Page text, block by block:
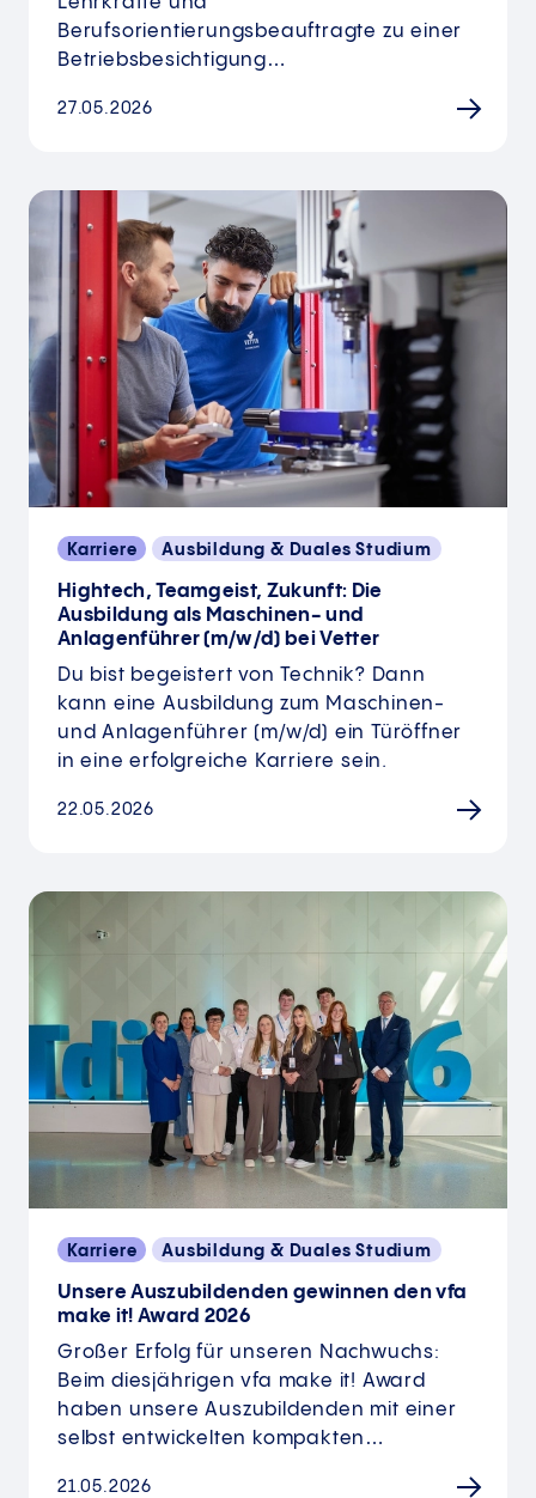
Berufsorientierungsbeauftragte zu einer
Betriebsbesichtigung…
27.05.2026
Karriere Ausbildung & Duales Studium
Hightech, Teamgeist, Zukunft: Die
Ausbildung als Maschinen- und
Anlagenführer (m/w/d) bei Vetter
Du bist begeistert von Technik? Dann
kann eine Ausbildung zum Maschinen-
und Anlagenführer (m/w/d) ein Türöffner
in eine erfolgreiche Karriere sein.
22.05.2026
Karriere Ausbildung & Duales Studium
Unsere Auszubildenden gewinnen den vfa
make it! Award 2026
Großer Erfolg für unseren Nachwuchs:
Beim diesjährigen vfa make it! Award
haben unsere Auszubildenden mit einer
selbst entwickelten kompakten…
21.05.2026